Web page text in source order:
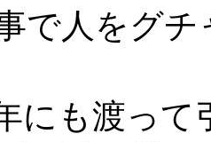
で人をグ
にも渡っ